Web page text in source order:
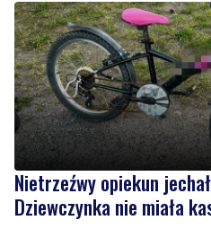
Nietrzeźwy opiekun
Dziewczynka nie miała